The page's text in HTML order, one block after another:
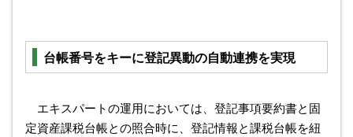
台帳番号をキーに登記異動の自動連携を実現
エキスパートの運用においては、登記事項要約書と固
定資産課税台帳との照合時に、登記情報と課税台帳を紐